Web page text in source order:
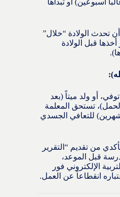
تحدث الولادة “خلال”
أخذها قبل الولادة
أو ولد ميتاً (بعد
تستحق المعلمة
للتعافي الجسدي
من تقديم “التقرير
قبل الموعد،
الإلكتروني فور
انقطاعاً عن العمل.